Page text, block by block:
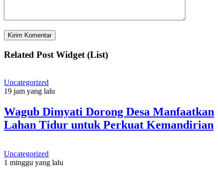
Related Post Widget (List)
Uncategorized
19 jam yang lalu
Wagub Dimyati Dorong Desa Manfaatkan
Lahan Tidur untuk Perkuat Kemandirian
Uncategorized
1 minggu yang lalu